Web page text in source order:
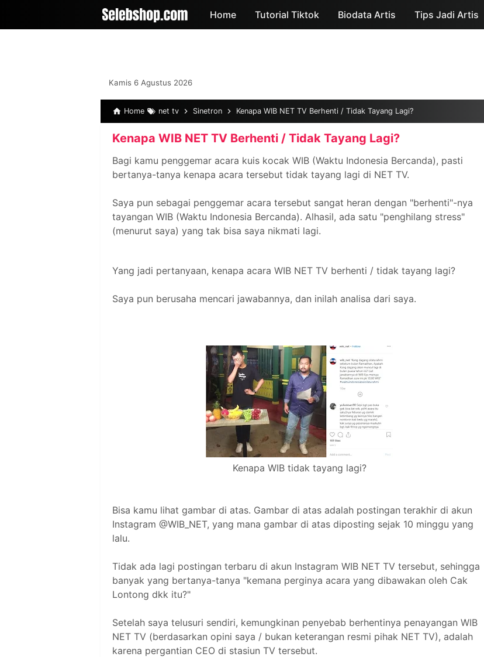
Skip to main content
Home Tutorial Tiktok Biodata Artis Tips Jadi Artis
Kamis 6 Agustus 2026
Home net tv Sinetron Kenapa WIB NET TV Berhenti / Tidak Tayang Lagi?
Kenapa WIB NET TV Berhenti / Tidak Tayang Lagi?
Bagi kamu penggemar acara kuis kocak WIB (Waktu Indonesia Bercanda), pasti
bertanya-tanya kenapa acara tersebut tidak tayang lagi di NET TV.
Saya pun sebagai penggemar acara tersebut sangat heran dengan "berhenti"-nya
tayangan WIB (Waktu Indonesia Bercanda). Alhasil, ada satu "penghilang stress"
(menurut saya) yang tak bisa saya nikmati lagi.
Yang jadi pertanyaan, kenapa acara WIB NET TV berhenti / tidak tayang lagi?
Saya pun berusaha mencari jawabannya, dan inilah analisa dari saya.
Kenapa WIB tidak tayang lagi?
Bisa kamu lihat gambar di atas. Gambar di atas adalah postingan terakhir di akun
Instagram @WIB_NET, yang mana gambar di atas diposting sejak 10 minggu yang
lalu.
Tidak ada lagi postingan terbaru di akun Instagram WIB NET TV tersebut, sehingga
banyak yang bertanya-tanya "kemana perginya acara yang dibawakan oleh Cak
Lontong dkk itu?"
Setelah saya telusuri sendiri, kemungkinan penyebab berhentinya penayangan WIB
NET TV (berdasarkan opini saya / bukan keterangan resmi pihak NET TV), adalah
karena pergantian CEO di stasiun TV tersebut.